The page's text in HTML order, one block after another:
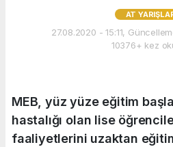
AT
27.08.2020 - 15:11,
10376+ kez
MEB, yüz yüze eğitim
hastalığı olan lise
faaliyetlerini uzaktan